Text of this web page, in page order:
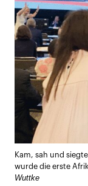
Kam, sah und
wurde die erste
Wuttke